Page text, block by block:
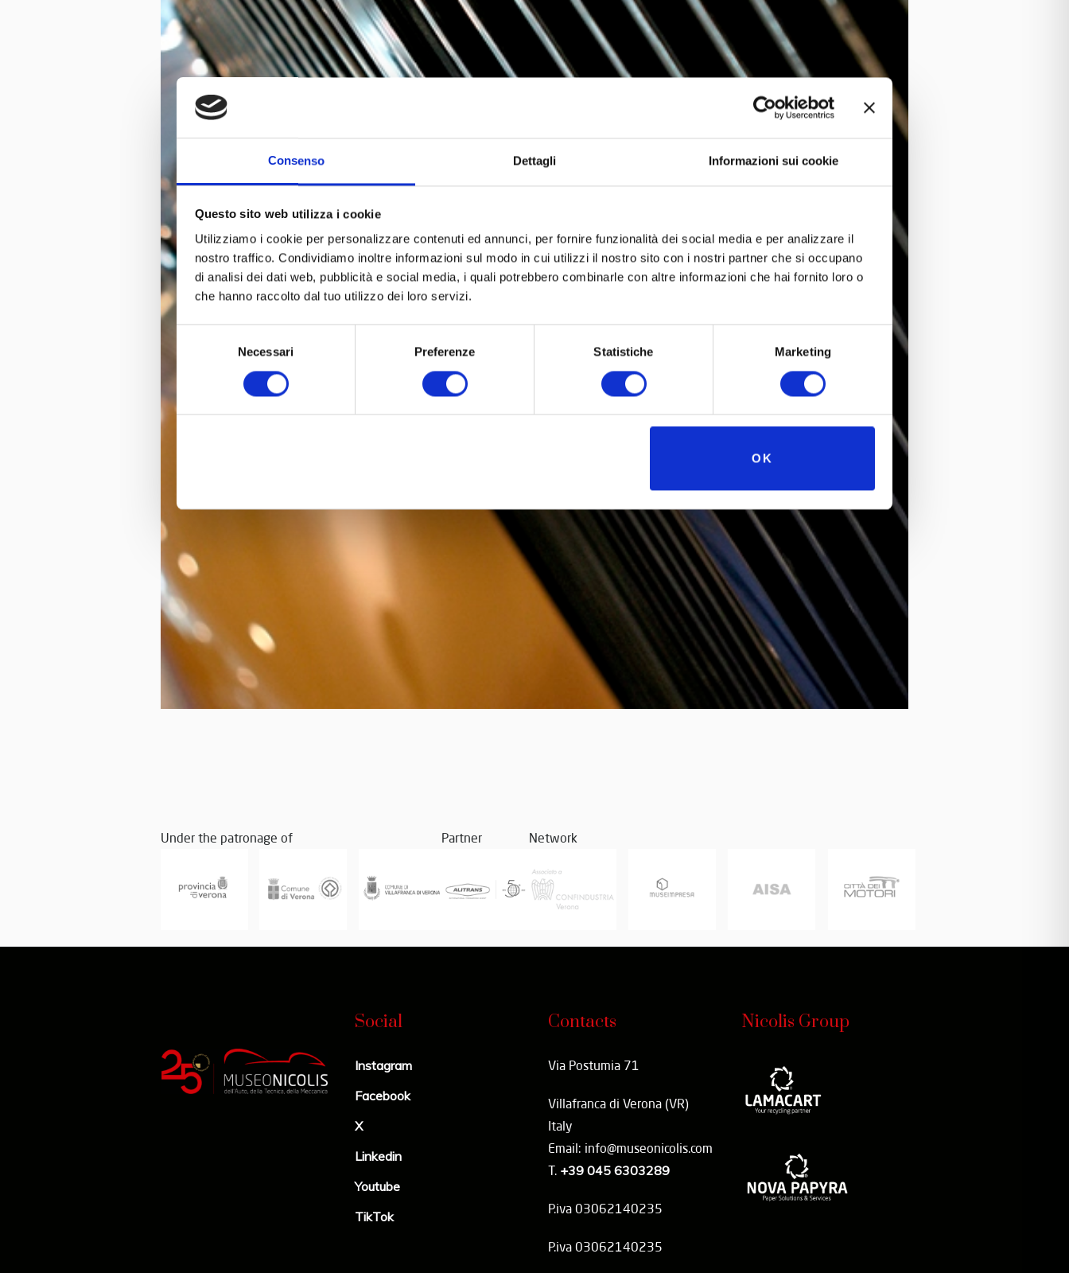
Consenso Dettagli Informazioni sui cookie
Questo sito web utilizza i cookie
Utilizziamo i cookie per personalizzare contenuti ed annunci, per fornire funzionalità dei social media e per analizzare il
nostro traffico. Condividiamo inoltre informazioni sul modo in cui utilizzi il nostro sito con i nostri partner che si occupano
di analisi dei dati web, pubblicità e social media, i quali potrebbero combinarle con altre informazioni che hai fornito loro o
che hanno raccolto dal tuo utilizzo dei loro servizi.
Necessari Preferenze Statistiche Marketing
OK
Under the patronage of Partner Network
Social
Instagram
Facebook
X
Linkedin
Youtube
TikTok
Contacts
Via Postumia 71
Villafranca di Verona (VR)
Italy
Email: info@museonicolis.com
T. +39 045 6303289
P.iva 03062140235
P.iva 03062140235
Nicolis Group